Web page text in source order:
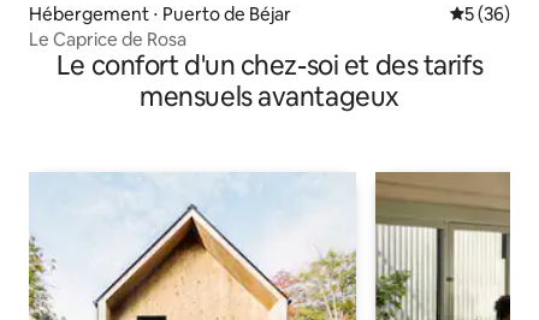
Hébergement ⋅ Puerto de Béjar
5 (36)
Le Caprice de Rosa
Le confort d'un chez-soi et des tarifs
mensuels avantageux